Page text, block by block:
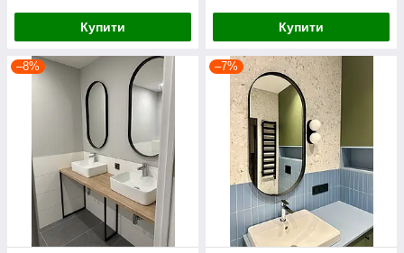
Купити Купити
–8% –7%